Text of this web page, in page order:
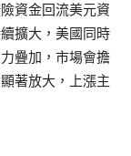
資金回流美元資
擴大，美國同時
疊加，市場會擔
著放大，上漲主